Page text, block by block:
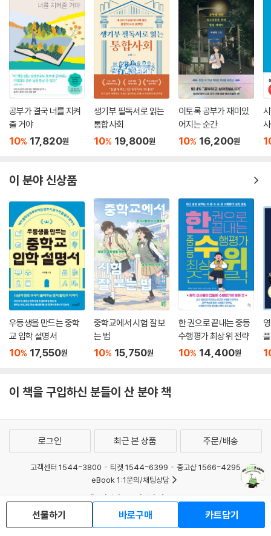
공부가 결국 너를 지켜
줄 거야
10% 17,820원
생기부 필독서로 읽는
통합사회
10% 19,800원
이토록 공부가 재미있
어지는 순간
10% 16,200원
이 분야 신상품
우등생을 만드는 중학
교 입학 설명서
10% 17,550원
중학교에서 시험 잘 보
는 법
10% 15,750원
한 권으로 끝내는 중등
수행평가 최상위 전략
10% 14,400원
이 책을 구입하신 분들이 산 분야 책
선물하기 바로구매 카트담기
로그인 최근 본 상품 주문/배송
고객센터 1544-3800 티켓 1544-6399
중고샵 1566-4295
eBook 1:1문의/채팅상담
예스이십사(주) 사업자 정보
개인정보처리방침
청소년보호정책
PC버전
회사소개 거래처관계자께